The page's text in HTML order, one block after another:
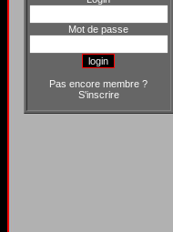
Mot de passe
Pas encore membre ?
S'inscrire